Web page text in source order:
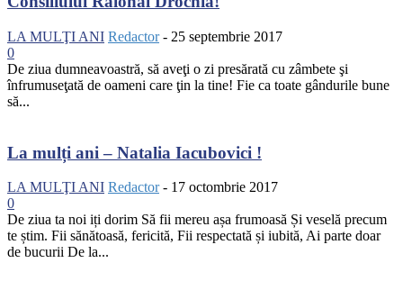
LA MULŢI ANI Redactor - 25 septembrie 2017
0
De ziua dumneavoastră, să aveţi o zi presărată cu zâmbete şi
înfrumuseţată de oameni care ţin la tine! Fie ca toate gândurile bune
să...
La mulți ani – Natalia Iacubovici !
LA MULŢI ANI Redactor - 17 octombrie 2017
0
De ziua ta noi iți dorim Să fii mereu așa frumoasă Și veselă precum
te știm. Fii sănătoasă, fericită, Fii respectată și iubită, Ai parte doar
de bucurii De la...